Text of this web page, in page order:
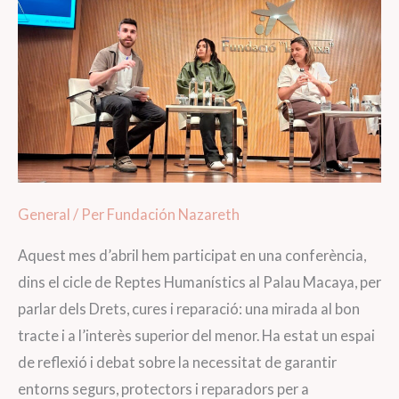
General / Per Fundación Nazareth
Aquest mes d’abril hem participat en una conferència,
dins el cicle de Reptes Humanístics al Palau Macaya, per
parlar dels Drets, cures i reparació: una mirada al bon
tracte i a l’interès superior del menor. Ha estat un espai
de reflexió i debat sobre la necessitat de garantir
entorns segurs, protectors i reparadors per a